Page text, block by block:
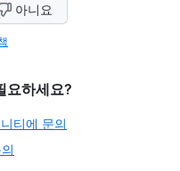
아니요
요하세요?
티에 문의